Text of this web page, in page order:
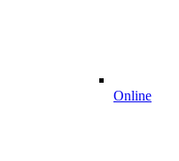
Online